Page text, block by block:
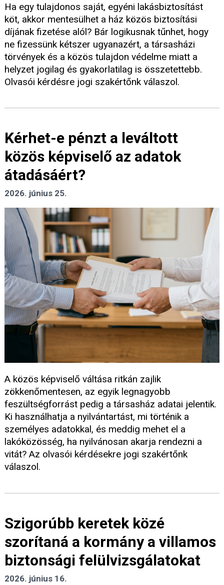
Ha egy tulajdonos saját, egyéni lakásbiztosítást
köt, akkor mentesülhet a ház közös biztosítási
díjának fizetése alól? Bár logikusnak tűnhet, hogy
ne fizessünk kétszer ugyanazért, a társasházi
törvények és a közös tulajdon védelme miatt a
helyzet jogilag és gyakorlatilag is összetettebb.
Olvasói kérdésre jogi szakértőnk válaszol.
Kérhet-e pénzt a leváltott
közös képviselő az adatok
átadásáért?
2026. június 25.
A közös képviselő váltása ritkán zajlik
zökkenőmentesen, az egyik legnagyobb
feszültségforrást pedig a társasház adatai jelentik.
Ki használhatja a nyilvántartást, mi történik a
személyes adatokkal, és meddig mehet el a
lakóközösség, ha nyilvánosan akarja rendezni a
vitát? Az olvasói kérdésekre jogi szakértőnk
válaszol.
Szigorúbb keretek közé
szorítaná a kormány a villamos
biztonsági felülvizsgálatokat
2026. június 16.